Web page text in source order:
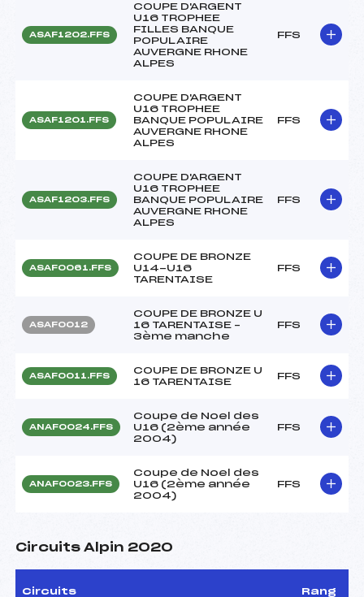
ASAF1202.FFS
COUPE D'ARGENT
U16 TROPHEE
FILLES BANQUE
POPULAIRE
AUVERGNE RHONE
ALPES
FFS
ASAF1201.FFS
COUPE D'ARGENT
U16 TROPHEE
BANQUE POPULAIRE
AUVERGNE RHONE
ALPES
FFS
ASAF1203.FFS
COUPE D'ARGENT
U16 TROPHEE
BANQUE POPULAIRE
AUVERGNE RHONE
ALPES
FFS
ASAF0061.FFS
COUPE DE BRONZE
U14-U16
TARENTAISE
FFS
ASAF0012
COUPE DE BRONZE U
16 TARENTAISE –
3ème manche
FFS
ASAF0011.FFS
COUPE DE BRONZE U
16 TARENTAISE
FFS
ANAF0024.FFS
Coupe de Noel des
U16 (2ème année
2004)
FFS
ANAF0023.FFS
Coupe de Noel des
U16 (2ème année
2004)
FFS
Circuits Alpin 2020
Circuits Rang